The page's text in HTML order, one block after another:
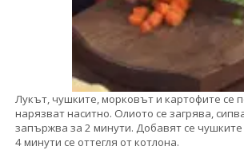
Лукът, чушките, морковът и картофите се
нарязват наситно. Олиото се загрява,
запържва за 2 минути. Добавят се
4 минути се оттегля от котлона.